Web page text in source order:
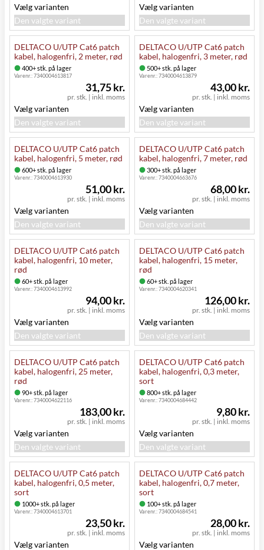
Vælg varianten
Den valgte variant
Vælg varianten
Den valgte variant
DELTACO U/UTP Cat6 patch
kabel, halogenfri, 2 meter, rød
400+ stk. på lager
Varenr.:7340004613817
pr. stk. | inkl. moms
31,75 kr.
Vælg varianten
Den valgte variant
DELTACO U/UTP Cat6 patch
kabel, halogenfri, 3 meter, rød
500+ stk. på lager
Varenr.:7340004613879
pr. stk. | inkl. moms
43,00 kr.
Vælg varianten
Den valgte variant
DELTACO U/UTP Cat6 patch
kabel, halogenfri, 5 meter, rød
600+ stk. på lager
Varenr.:7340004613930
pr. stk. | inkl. moms
51,00 kr.
Vælg varianten
Den valgte variant
DELTACO U/UTP Cat6 patch
kabel, halogenfri, 7 meter, rød
300+ stk. på lager
Varenr.:7340004663676
pr. stk. | inkl. moms
68,00 kr.
Vælg varianten
Den valgte variant
DELTACO U/UTP Cat6 patch
kabel, halogenfri, 10 meter,
rød
60+ stk. på lager
Varenr.:7340004613992
pr. stk. | inkl. moms
94,00 kr.
Vælg varianten
Den valgte variant
DELTACO U/UTP Cat6 patch
kabel, halogenfri, 15 meter,
rød
60+ stk. på lager
Varenr.:7340004620341
pr. stk. | inkl. moms
126,00 kr.
Vælg varianten
Den valgte variant
DELTACO U/UTP Cat6 patch
kabel, halogenfri, 25 meter,
rød
90+ stk. på lager
Varenr.:7340004622116
pr. stk. | inkl. moms
183,00 kr.
Vælg varianten
Den valgte variant
DELTACO U/UTP Cat6 patch
kabel, halogenfri, 0,3 meter,
sort
800+ stk. på lager
Varenr.:7340004684442
pr. stk. | inkl. moms
9,80 kr.
Vælg varianten
Den valgte variant
DELTACO U/UTP Cat6 patch
kabel, halogenfri, 0,5 meter,
sort
1000+ stk. på lager
Varenr.:7340004613701
pr. stk. | inkl. moms
23,50 kr.
Vælg varianten
DELTACO U/UTP Cat6 patch
kabel, halogenfri, 0,7 meter,
sort
100+ stk. på lager
Varenr.:7340004684541
pr. stk. | inkl. moms
28,00 kr.
Vælg varianten